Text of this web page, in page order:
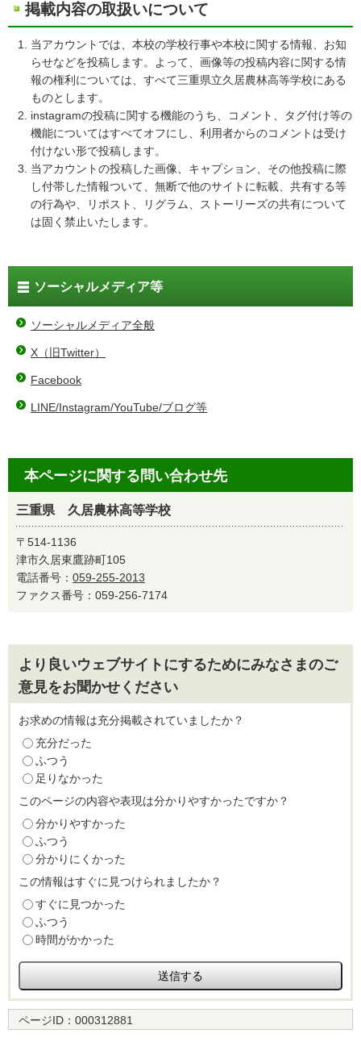
掲載内容の取扱いについて
当アカウントでは、本校の学校行事や本校に関する情報、お知
らせなどを投稿します。よって、画像等の投稿内容に関する情
報の権利については、すべて三重県立久居農林高等学校にある
ものとします。
instagramの投稿に関する機能のうち、コメント、タグ付け等の
機能についてはすべてオフにし、利用者からのコメントは受け
付けない形で投稿します。
当アカウントの投稿した画像、キャプション、その他投稿に際
し付帯した情報ついて、無断で他のサイトに転載、共有する等
の行為や、リポスト、リグラム、ストーリーズの共有について
は固く禁止いたします。
ソーシャルメディア等
ソーシャルメディア全般
X（旧Twitter）
Facebook
LINE/Instagram/YouTube/ブログ等
本ページに関する問い合わせ先
三重県 久居農林高等学校
〒514-1136
津市久居東鷹跡町105
電話番号： 059-255-2013
ファクス番号：059-256-7174
より良いウェブサイトにするためにみなさまのご
意見をお聞かせください
お求めの情報は充分掲載されていましたか？
充分だった
ふつう
足りなかった
このページの内容や表現は分かりやすかったですか？
分かりやすかった
ふつう
分かりにくかった
この情報はすぐに見つけられましたか？
すぐに見つかった
ふつう
時間がかかった
ページID： 000312881